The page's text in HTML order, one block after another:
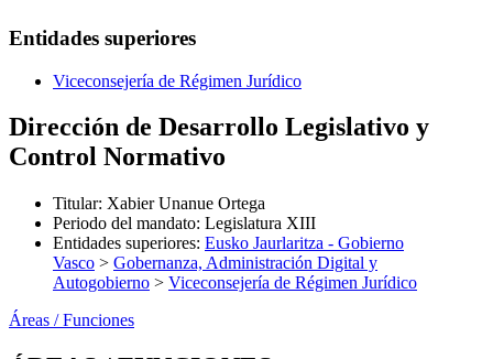
Entidades superiores
Viceconsejería de Régimen Jurídico
Dirección de Desarrollo Legislativo y
Control Normativo
Titular: Xabier Unanue Ortega
Periodo del mandato: Legislatura XIII
Entidades superiores: Eusko Jaurlaritza - Gobierno
Vasco > Gobernanza, Administración Digital y
Autogobierno > Viceconsejería de Régimen Jurídico
Áreas / Funciones